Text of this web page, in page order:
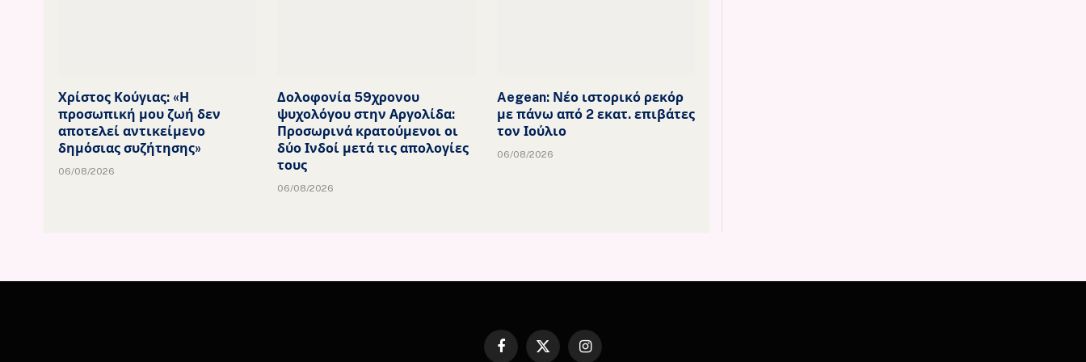
Χρίστος Κούγιας: «Η
προσωπική μου ζωή δεν
αποτελεί αντικείμενο
δημόσιας συζήτησης»
06/08/2026
Δολοφονία 59χρονου
ψυχολόγου στην Αργολίδα:
Προσωρινά κρατούμενοι οι
δύο Ινδοί μετά τις απολογίες
τους
06/08/2026
Aegean: Νέο ιστορικό ρεκόρ
με πάνω από 2 εκατ. επιβάτες
τον Ιούλιο
06/08/2026
Facebook
X Instagram